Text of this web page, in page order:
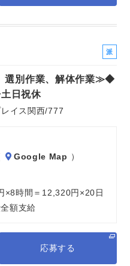
派
社
選別作業、解体作業≫◆
日祝休
イス関西/777
Google Map ）
×8時間＝12,320円×20日
額支給
応募する